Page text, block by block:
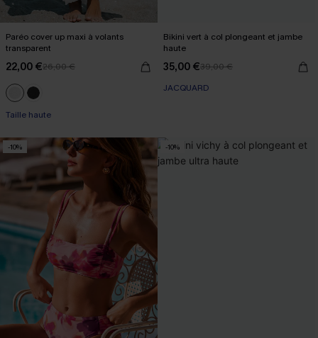
Paréo cover up maxi à volants
transparent
22,00 €26,00 €
Taille haute
Bikini vert à col plongeant et jambe
haute
35,00 €39,00 €
JACQUARD
-10% -10%